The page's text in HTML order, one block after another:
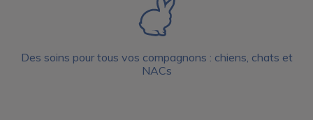
Des soins pour tous vos compagnons : chiens, chats et
NACs